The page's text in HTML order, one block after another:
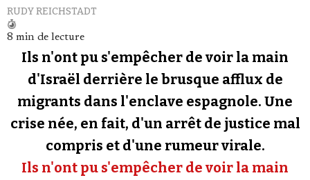
Vidéos
Revues de presse
Newsletter
Faire un don
Demander à Vera
Se connecter
RUDY REICHSTADT
8 min de lecture
Ils n'ont pu s'empêcher de voir la main
d'Israël derrière le brusque afflux de
migrants dans l'enclave espagnole. Une
crise née, en fait, d'un arrêt de justice mal
compris et d'une rumeur virale.
Ils n'ont pu s'empêcher de voir la main